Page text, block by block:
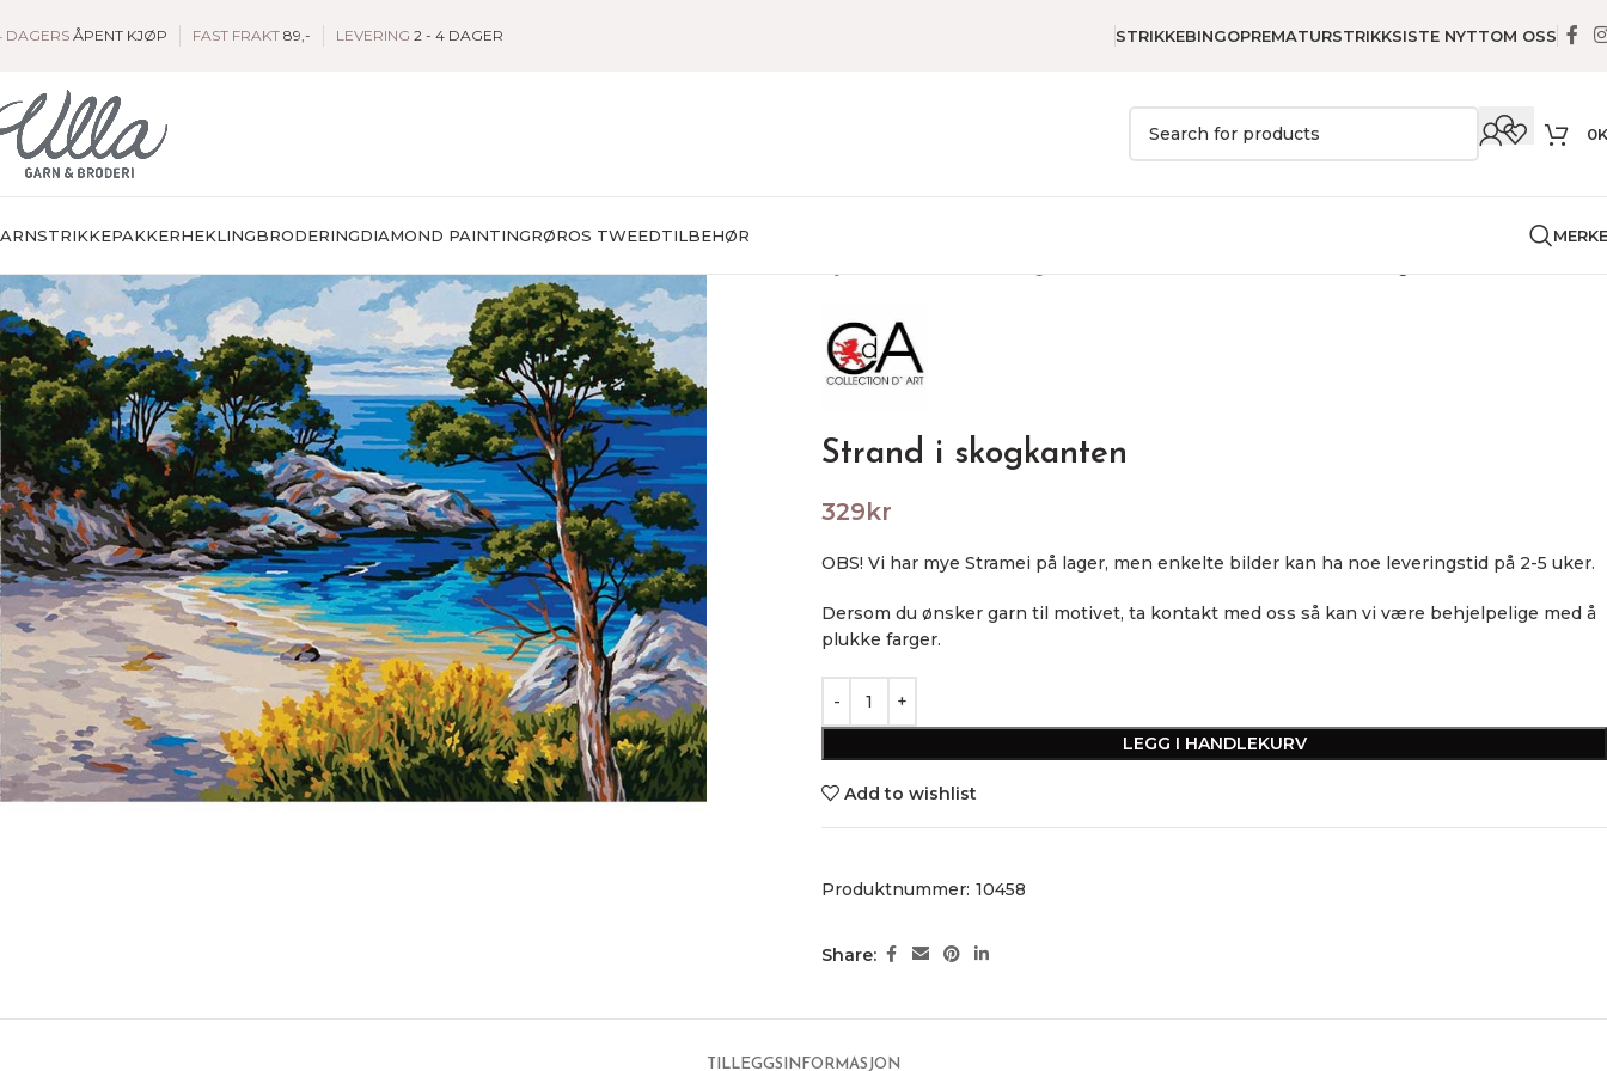
DAGERS ÅPENT KJØP FAST FRAKT 89,- LEVERING 2 - 4 DAGER STRIKKEBINGOPREMATURSTRIKKSISTE NYTTOM OSS
0
STRIKKEPAKKERHEKLINGBRODERINGDIAMOND PAINTINGRØROS TWEEDTILBEHØR
Strand i skogkanten
329kr
OBS! Vi har mye Stramei på lager, men enkelte bilder kan ha noe leveringstid på 2-5 uker.
Dersom du ønsker garn til motivet, ta kontakt med oss så kan vi være behjelpelige med å
plukke farger.
LEGG I HANDLEKURV
Add to wishlist
Produktnummer: 10458
Share:
TILLEGGSINFORMASJON